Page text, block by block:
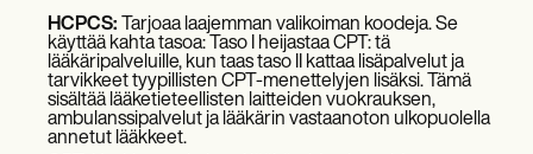
HCPCS: Tarjoaa laajemman valikoiman koodeja. Se
käyttää kahta tasoa: Taso I heijastaa CPT: tä
lääkäripalveluille, kun taas taso II kattaa lisäpalvelut ja
tarvikkeet tyypillisten CPT-menettelyjen lisäksi. Tämä
sisältää lääketieteellisten laitteiden vuokrauksen,
ambulanssipalvelut ja lääkärin vastaanoton ulkopuolella
annetut lääkkeet.